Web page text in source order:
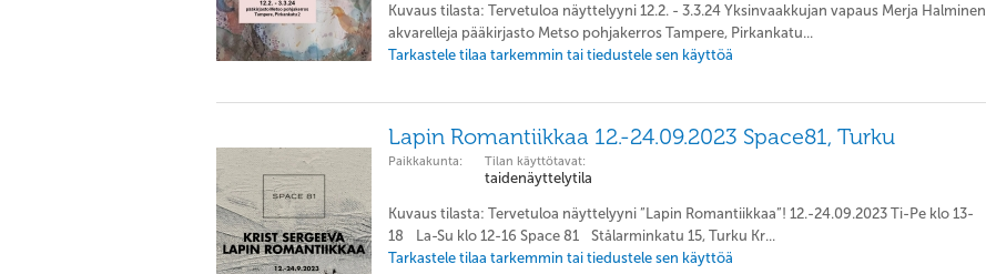
Kuvaus tilasta: Tervetuloa näyttelyyni 12.2. - 3.3.24 Yksinvaakkujan vapaus Merja Halminen
akvarelleja pääkirjasto Metso pohjakerros Tampere, Pirkankatu...
Tarkastele tilaa tarkemmin tai tiedustele sen käyttöä
Lapin Romantiikkaa 12.-24.09.2023 Space81, Turku
Paikkakunta: Tilan käyttötavat:
taidenäyttelytila
Kuvaus tilasta: Tervetuloa näyttelyyni ”Lapin Romantiikkaa”! 12.-24.09.2023 Ti-Pe klo 13-
18 La-Su klo 12-16 Space 81 Stålarminkatu 15, Turku Kr...
Tarkastele tilaa tarkemmin tai tiedustele sen käyttöä